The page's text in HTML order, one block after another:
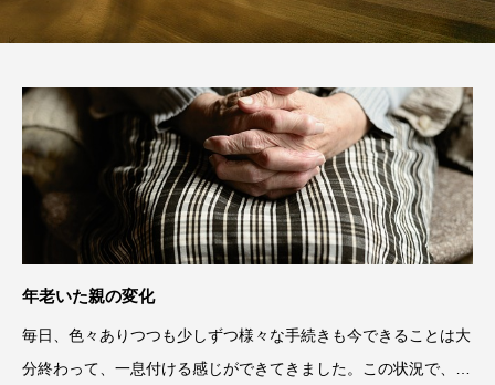
年老いた親の変化
毎日、色々ありつつも少しずつ様々な手続きも今できることは大
分終わって、一息付ける感じができてきました。この状況で、自